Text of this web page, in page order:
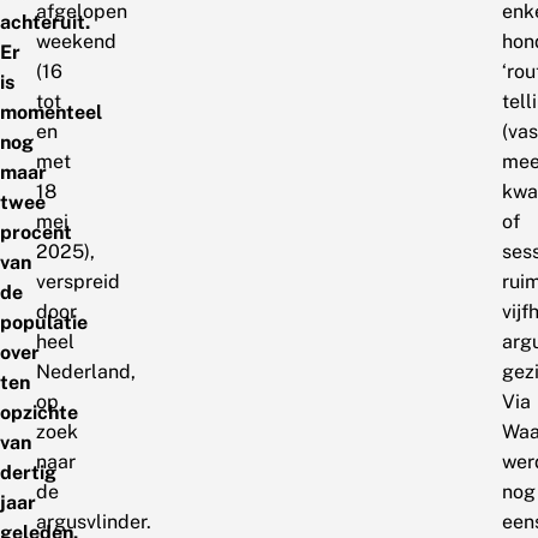
achteruit.
Er
is
momenteel
nog
maar
twee
procent
van
de
populatie
over
ten
opzichte
van
dertig
jaar
geleden.
afgelopen
weekend
(16
tot
en
met
18
mei
2025),
verspreid
door
heel
Nederland,
op
zoek
naar
de
argusvlinder.
of
Via
nog